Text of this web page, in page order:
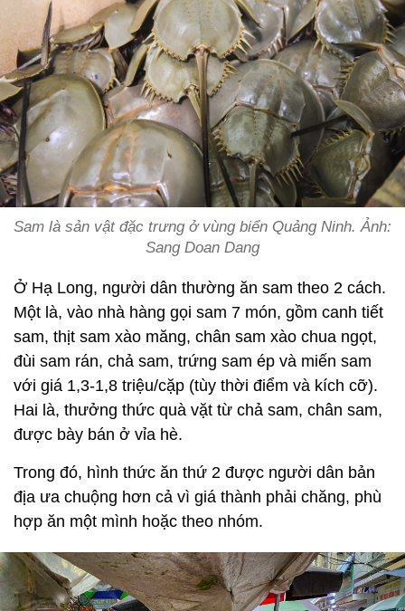
Sam là sản vật đặc trưng ở vùng biển Quảng Ninh. Ảnh:
Sang Doan Dang
Ở Hạ Long, người dân thường ăn sam theo 2 cách.
Một là, vào nhà hàng gọi sam 7 món, gồm canh tiết
sam, thịt sam xào măng, chân sam xào chua ngọt,
đùi sam rán, chả sam, trứng sam ép và miến sam
với giá 1,3-1,8 triệu/cặp (tùy thời điểm và kích cỡ).
Hai là, thưởng thức quà vặt từ chả sam, chân sam,
được bày bán ở vỉa hè.
Trong đó, hình thức ăn thứ 2 được người dân bản
địa ưa chuộng hơn cả vì giá thành phải chăng, phù
hợp ăn một mình hoặc theo nhóm.